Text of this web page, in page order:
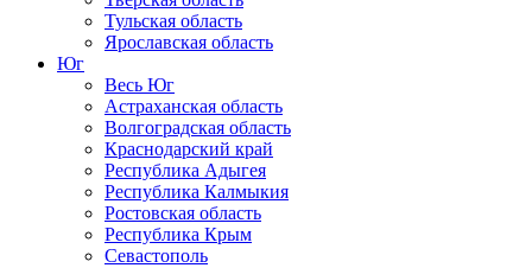
Тульская область
Ярославская область
Юг
Весь Юг
Астраханская область
Волгоградская область
Краснодарский край
Республика Адыгея
Республика Калмыкия
Ростовская область
Республика Крым
Севастополь